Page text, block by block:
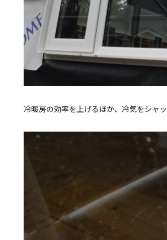
冷暖房の効率を上げるほか、冷気をシャ